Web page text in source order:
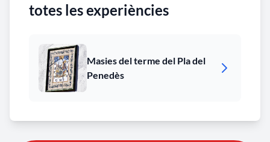
totes les experiències
Masies del terme del Pla del
Penedès